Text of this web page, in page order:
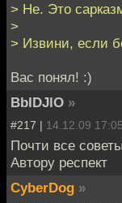
> Не. Это
>
> Извини, если
Вас понял! :)
BbIDJlO »
#217 | 14.12.09 17:05
Почти все
Автору респект
CyberDog »